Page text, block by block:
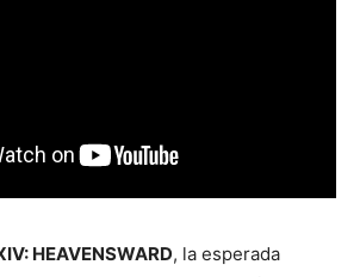
HEAVENSWARD, la esperada